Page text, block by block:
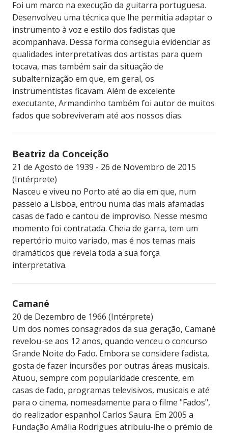
Foi um marco na execução da guitarra portuguesa.
Desenvolveu uma técnica que lhe permitia adaptar o
instrumento à voz e estilo dos fadistas que
acompanhava. Dessa forma conseguia evidenciar as
qualidades interpretativas dos artistas para quem
tocava, mas também sair da situação de
subalternização em que, em geral, os
instrumentistas ficavam. Além de excelente
executante, Armandinho também foi autor de muitos
fados que sobreviveram até aos nossos dias.
Beatriz da Conceição
21 de Agosto de 1939 - 26 de Novembro de 2015
(Intérprete)
Nasceu e viveu no Porto até ao dia em que, num
passeio a Lisboa, entrou numa das mais afamadas
casas de fado e cantou de improviso. Nesse mesmo
momento foi contratada. Cheia de garra, tem um
repertório muito variado, mas é nos temas mais
dramáticos que revela toda a sua força
interpretativa.
Camané
20 de Dezembro de 1966 (Intérprete)
Um dos nomes consagrados da sua geração, Camané
revelou-se aos 12 anos, quando venceu o concurso
Grande Noite do Fado. Embora se considere fadista,
gosta de fazer incursões por outras áreas musicais.
Atuou, sempre com popularidade crescente, em
casas de fado, programas televisivos, musicais e até
para o cinema, nomeadamente para o filme "Fados",
do realizador espanhol Carlos Saura. Em 2005 a
Fundação Amália Rodrigues atribuiu-lhe o prémio de